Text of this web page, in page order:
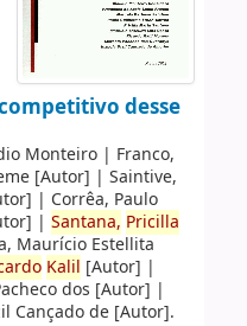
desse
Monteiro| Franco,
[Autor] | Saintive,
| Corrêa, Paulo
| Santana, Pricilla
Maurício Estellita
Kalil [Autor] |
dos [Autor] |
Cançado de[Autor].